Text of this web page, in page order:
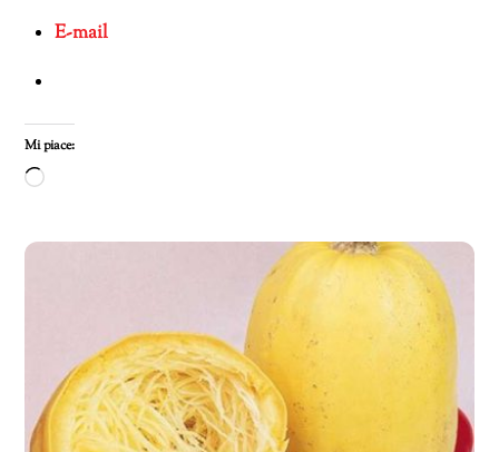
E-mail
Mi piace:
Caricamento
corso…